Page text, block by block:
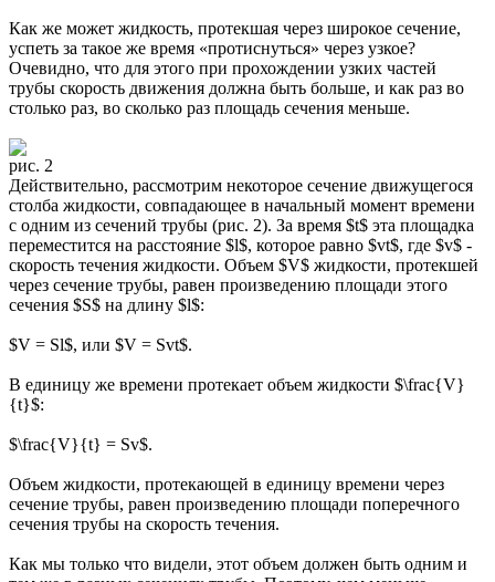
Как же может жидкость, протекшая через широкое сечение,
успеть за такое же время «протиснуться» через узкое?
Очевидно, что для этого при прохождении узких частей
трубы скорость движения должна быть больше, и как раз во
столько раз, во сколько раз площадь сечения меньше.
рис. 2
Действительно, рассмотрим некоторое сечение движущегося
столба жидкости, совпадающее в начальный момент времени
с одним из сечений трубы (рис. 2). За время $t$ эта площадка
переместится на расстояние $l$, которое равно $vt$, где $v$ -
скорость течения жидкости. Объем $V$ жидкости, протекшей
через сечение трубы, равен произведению площади этого
сечения $S$ на длину $l$:
$V = Sl$, или $V = Svt$.
В единицу же времени протекает объем жидкости $\frac{V}
{t}$:
$\frac{V}{t} = Sv$.
Объем жидкости, протекающей в единицу времени через
сечение трубы, равен произведению площади поперечного
сечения трубы на скорость течения.
Как мы только что видели, этот объем должен быть одним и